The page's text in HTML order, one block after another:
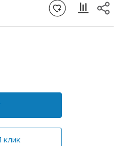
клик